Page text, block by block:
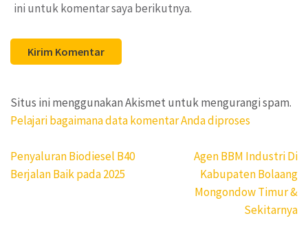
ini untuk komentar saya berikutnya.
Situs ini menggunakan Akismet untuk mengurangi spam.
Pelajari bagaimana data komentar Anda diproses
Navigasi
pos
Penyaluran Biodiesel B40
Berjalan Baik pada 2025
Agen BBM Industri Di
Kabupaten Bolaang
Mongondow Timur &
Sekitarnya